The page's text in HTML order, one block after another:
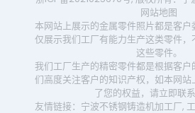
网站地图
本网站上展示的金属零件照片都是客户
仅展示我们工厂有能力生产这类零件
这些零件。
我们工厂生产的精密零件都是根据客
们高度关注客户的知识产权，如本网
了您的权益，请立即联系
友情链接： 宁波不锈钢铸造机加工厂,